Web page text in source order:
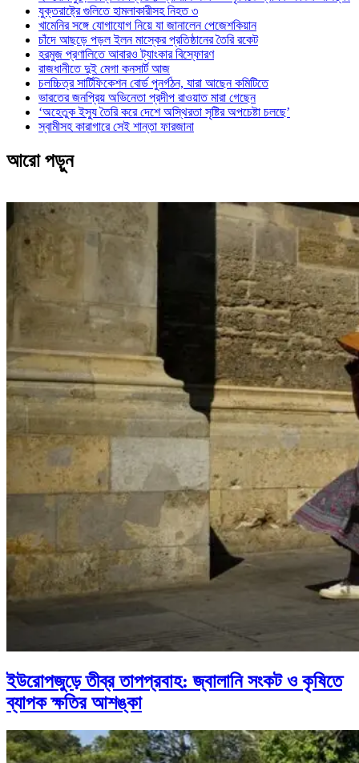
যুক্তরাষ্ট্রে গুলিতে হামলাকারীসহ নিহত ৩
খামেনির সঙ্গে যোগাযোগ নিয়ে যা জানালেন পেজেশকিয়ান
চাঁদে আছড়ে পড়ল ইলন মাস্কের প্রতিষ্ঠানের তৈরি রকেট
হরমুজ প্রণালিতে আবারও ট্যাংকার বিস্ফোরণ
রাজধানীতে দুই মেগা কনসার্ট আজ
চলচ্চিত্র সার্টিফিকেশন বোর্ড পুনর্গঠন, যারা আছেন কমিটিতে
ভারতের জনপ্রিয় অভিনেতা প্রদীপ রাওয়াত মারা গেছেন
‘অহেতুক ইস্যু তৈরি করে দেশে অস্থিরতা সৃষ্টির অপচেষ্টা চলছে’
স্বামীসহ কারাগারে সেই শান্তা ফারজানা
আরো পড়ুন
ইউরোপজুড়ে তীব্র তাপপ্রবাহ: জ্বালানি সংকট ও কৃষিতে
ব্যাপক ক্ষতির আশঙ্কা